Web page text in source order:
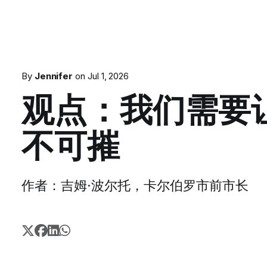
By Jennifer on Jul 1, 2026
观点：我们需要
不可摧
作者：吉姆·波尔托，卡尔伯罗市前市长